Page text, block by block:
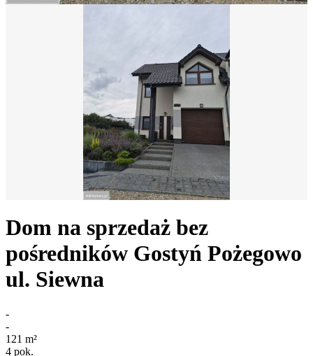
Dom na sprzedaż bez
pośredników Gostyń Pożegowo
ul. Siewna
-
-
121 m²
4 pok.